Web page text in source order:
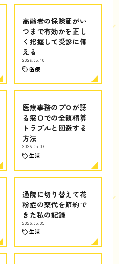
高齢者の保険証がい
つまで有効かを正し
く把握して受診に備
える
2026.05.10
医療
医療事務のプロが語
る窓口での全額精算
トラブルと回避する
方法
2026.05.07
生活
通院に切り替えて花
粉症の薬代を節約で
きた私の記録
2026.05.05
生活